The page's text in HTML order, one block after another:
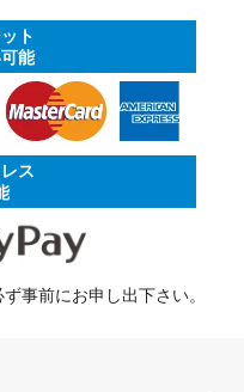
ト
能
ス
事前にお申し出下さい。